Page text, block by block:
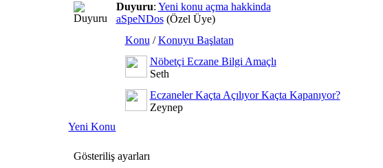
Duyuru: Yeni konu açma hakkinda
aSpeNDos(Özel Üye)
Konu /Konuyu Başlatan
Nöbetçi Eczane Bilgi Amaçlı
Seth
Eczaneler Kaçta Açılıyor Kaçta Kapanıyor?
Zeynep
Yeni Konu
Gösteriliş ayarları